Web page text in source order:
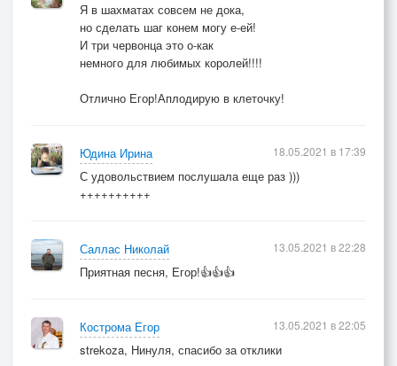
Я в шахматах совсем не дока,
но сделать шаг конем могу е-ей!
И три червонца это о-как
немного для любимых королей!!!!
Отлично Егор!Аплодирую в клеточку!
Юдина Ирина
С удовольствием послушала еще раз )))
++++++++++
18.05.2021 в 17:39
Саллас Николай
Приятная песня, Егор!👍👍👍
13.05.2021 в 22:28
Кострома Егор
strekoza, Нинуля, спасибо за отклики
13.05.2021 в 22:05